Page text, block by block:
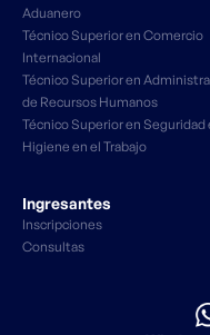
Aduanero
Técnico Superior en Comercio
Internacional
Técnico Superior en
de Recursos Humanos
Técnico Superior en Seguridad
Higiene en el Trabajo
Ingresantes
Inscripciones
Consultas